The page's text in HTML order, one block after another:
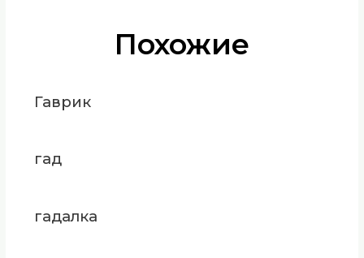
Похожие
Гаврик
гад
гадалка